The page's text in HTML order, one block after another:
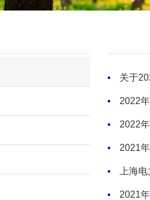
关于
2022
2022
2021
上海
2021